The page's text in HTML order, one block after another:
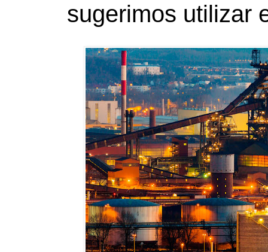
sugerimos utilizar